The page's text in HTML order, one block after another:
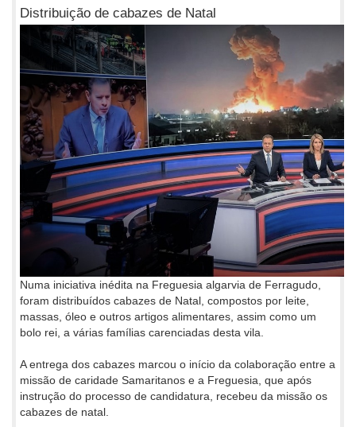
Distribuição de cabazes de Natal
Numa iniciativa inédita na Freguesia algarvia de Ferragudo,
foram distribuídos cabazes de Natal, compostos por leite,
massas, óleo e outros artigos alimentares, assim como um
bolo rei, a várias famílias carenciadas desta vila.
A entrega dos cabazes marcou o início da colaboração entre a
missão de caridade Samaritanos e a Freguesia, que após
instrução do processo de candidatura, recebeu da missão os
cabazes de natal.